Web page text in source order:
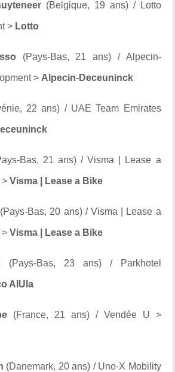
(Belgique, 19 ans) / Lotto
> Lotto
(Pays-Bas, 21 ans) / Alpecin-
> Alpecin-Deceuninck
22 ans) / UAE Team Emirates
Bas, 21 ans) / Visma | Lease a
>Visma | Lease a Bike
(Pays-Bas, 20 ans) / Visma | Lease a
>Visma | Lease a Bike
(Pays-Bas, 23 ans) / Parkhotel
AlUla
(France, 21 ans) / Vendée U >
(Danemark, 20 ans) / Uno-X Mobility